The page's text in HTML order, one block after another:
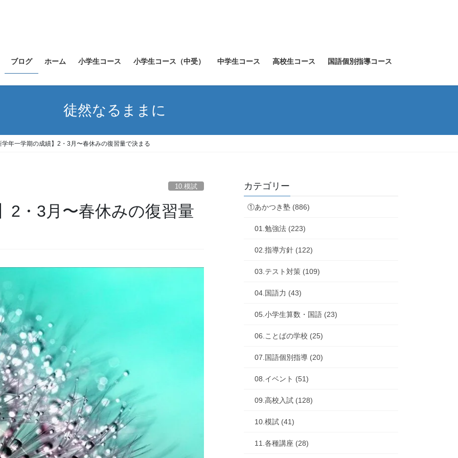
ブログ ホーム 小学生コース 小学生コース（中受） 中学生コース 高校生コース 国語個別指導コース
徒然なるままに
学年一学期の成績】2・3月〜春休みの復習量で決まる
10.模試
2・3月〜春休みの復習量
カテゴリー
①あかつき塾 (886)
01.勉強法 (223)
02.指導方針 (122)
03.テスト対策 (109)
04.国語力 (43)
05.小学生算数・国語 (23)
06.ことばの学校 (25)
07.国語個別指導 (20)
08.イベント (51)
09.高校入試 (128)
10.模試 (41)
11.各種講座 (28)